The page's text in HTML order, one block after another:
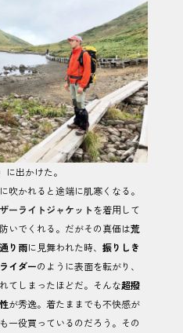
に出かけた。
吹かれると途端に肌寒くなる。
ーライトジャケット を着用して
いでくれる。だがその真価は荒
り雨に見舞われた時、 振りしき
イダーのように表面を転がり、
てしまったほどだ。そんな超撥
が秀逸。着たままでも不快感が
一役買っているのだろう。その